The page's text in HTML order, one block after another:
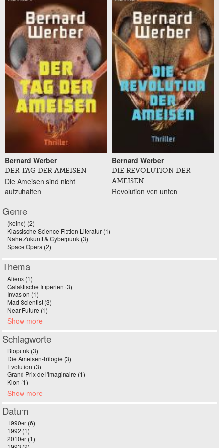
Bernard Werber
DER TAG DER AMEISEN
Die Ameisen sind nicht
aufzuhalten
Bernard Werber
DIE REVOLUTION DER
AMEISEN
Revolution von unten
Genre
(keine) (2)
Klassische Science Fiction Literatur (1)
Nahe Zukunft & Cyberpunk (3)
Space Opera (2)
Thema
Aliens (1)
Galaktische Imperien (3)
Invasion (1)
Mad Scientist (3)
Near Future (1)
Show more
Schlagworte
Biopunk (3)
Die Ameisen-Trilogie (3)
Evolution (3)
Grand Prix de l'Imaginaire (1)
Klon (1)
Show more
Datum
1990er (6)
1992 (1)
2010er (1)